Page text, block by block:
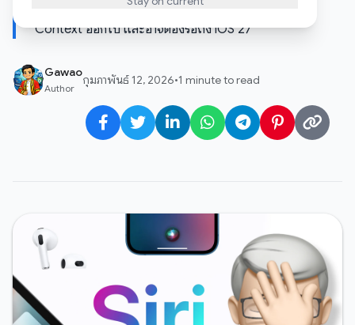
ประสิทธิภาพ จนต้องเลื่อนฟีเจอร์สำคัญอย่าง Personal
Context ออกไป และอาจต้องรอถึง iOS 27
Gawao
Author
กุมภาพันธ์ 12, 2026•1 minute to read